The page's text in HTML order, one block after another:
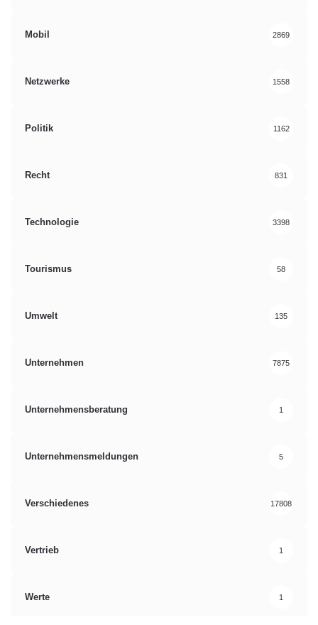
Mobil 2869
Netzwerke 1558
Politik 1162
Recht 831
Technologie 3398
Tourismus 58
Umwelt 135
Unternehmen 7875
Unternehmensberatung 1
Unternehmensmeldungen 5
Verschiedenes 17808
Vertrieb 1
Werte 1